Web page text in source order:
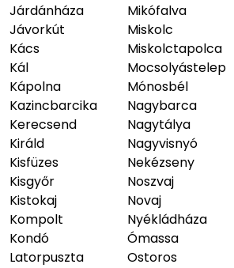
Járdánháza
Jávorkút
Kács
Kál
Kápolna
Kazincbarcika
Kerecsend
Királd
Kisfüzes
Kisgyőr
Kistokaj
Kompolt
Kondó
Latorpuszta
Mikófalva
Miskolc
Miskolctapolca
Mocsolyástelep
Mónosbél
Nagybarca
Nagytálya
Nagyvisnyó
Nekézseny
Noszvaj
Novaj
Nyékládháza
Ómassa
Ostoros